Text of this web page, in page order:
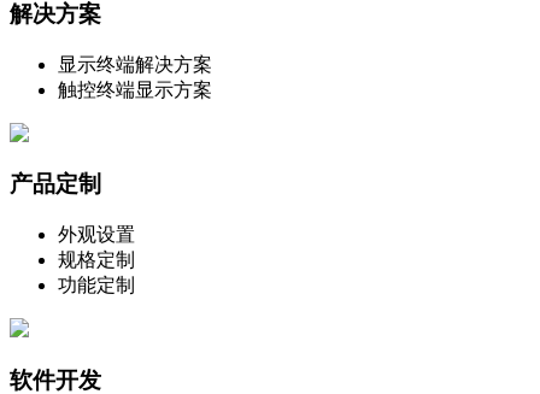
解决方案
显示终端解决方案
触控终端显示方案
产品定制
外观设置
规格定制
功能定制
软件开发